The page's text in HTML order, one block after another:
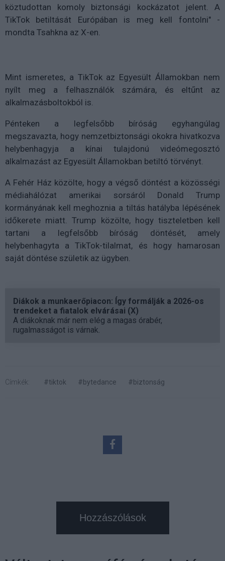
köztudottan komoly biztonsági kockázatot jelent. A
TikTok betiltását Európában is meg kell fontolni" -
mondta Tsahkna az X-en.
Mint ismeretes, a TikTok az Egyesült Államokban nem
nyílt meg a felhasználók számára, és eltűnt az
alkalmazásboltokból is.
Pénteken a legfelsőbb bíróság egyhangúlag
megszavazta, hogy nemzetbiztonsági okokra hivatkozva
helybenhagyja a kínai tulajdonú videómegosztó
alkalmazást az Egyesült Államokban betiltó törvényt.
A Fehér Ház közölte, hogy a végső döntést a közösségi
médiahálózat amerikai sorsáról Donald Trump
kormányának kell meghoznia a tiltás hatályba lépésének
időkerete miatt. Trump közölte, hogy tiszteletben kell
tartani a legfelsőbb bíróság döntését, amely
helybenhagyta a TikTok-tilalmat, és hogy hamarosan
saját döntése születik az ügyben.
Diákok a munkaerőpiacon: Így formálják a 2026-os
trendeket a fiatalok elvárásai (X)
A diákoknak már nem elég a magas órabér,
rugalmasságot is várnak.
Címkék: #tiktok #bytedance #biztonság
Hozzászólások